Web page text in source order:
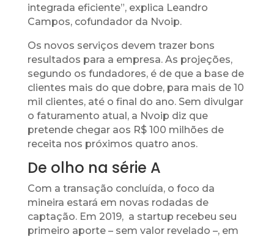
integrada eficiente”, explica Leandro
Campos, cofundador da Nvoip.
Os novos serviços devem trazer bons
resultados para a empresa. As projeções,
segundo os fundadores, é de que a base de
clientes mais do que dobre, para mais de 10
mil clientes, até o final do ano. Sem divulgar
o faturamento atual, a Nvoip diz que
pretende chegar aos R$ 100 milhões de
receita nos próximos quatro anos.
De olho na série A
Com a transação concluída, o foco da
mineira estará em novas rodadas de
captação. Em 2019, a startup recebeu seu
primeiro aporte – sem valor revelado –, em